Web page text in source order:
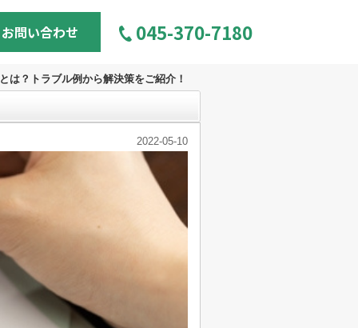
お問い合わせ 045-370-7180
は？トラブル例から解決策をご紹介！
2022-05-10